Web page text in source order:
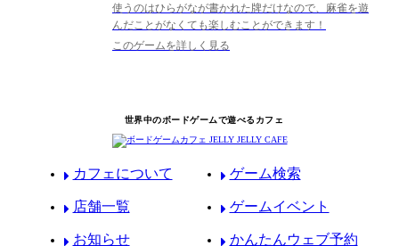
使うのはひらがなが書かれた牌だけなので、麻雀を遊
んだことがなくても楽しむことができます！
このゲームを詳しく見る
世界中のボードゲームで遊べるカフェ
カフェについて ゲーム検索
店舗一覧 ゲームイベント
お知らせ かんたんウェブ予約